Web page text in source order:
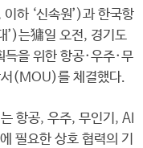
하 ‘신속원’)과 한국항
’)는㺎일 오전, 경기도
을 위한 항공·우주·무
(MOU)를 체결했다.
항공, 우주, 무인기, AI
필요한 상호 협력의 기